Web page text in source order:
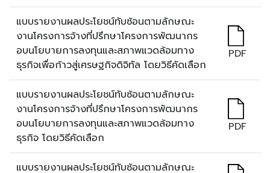
แบบรายงานผลประโยชน์ทับซ้อนตามลักษณะ
งานโครงการจ้างที่ปรึกษาโครงการพัฒนากร
อบนโยบายการลงทุนและสภาพแวดล้อมทาง
ธุรกิจเพื่อก้าวสู่เศรษฐกิจดิจิทัล โดยวิธีคัดเลือก
PDF
แบบรายงานผลประโยชน์ทับซ้อนตามลักษณะ
งานโครงการจ้างที่ปรึกษาโครงการพัฒนากร
อบนโยบายการลงทุนและสภาพแวดล้อมทาง
ธุรกิจ โดยวิธีคัดเลือก
PDF
แบบรายงานผลประโยชน์ทับซ้อนตามลักษณะ